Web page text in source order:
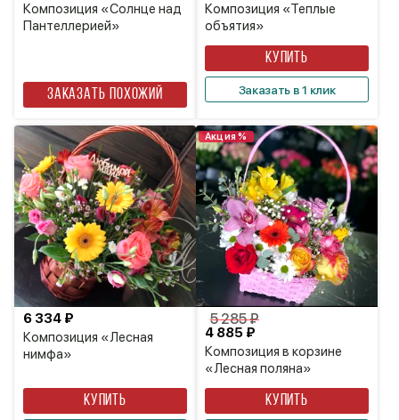
Композиция «Солнце над
Пантеллерией»
Заказать похожий
Композиция «Теплые
объятия»
КУПИТЬ
Заказать в 1 клик
Композиция «Лесная
нимфа»
6 334 ₽
КУПИТЬ
Акция %
Композиция в корзине
«Лесная поляна»
4 885 ₽
5 285 ₽
КУПИТЬ